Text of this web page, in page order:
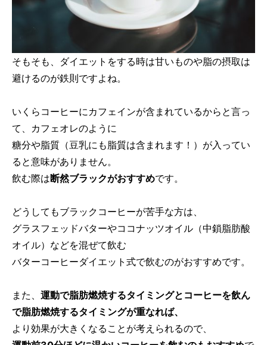
そもそも、ダイエットをする時は甘いものや脂の摂取は
避けるのが鉄則ですよね。
いくらコーヒーにカフェインが含まれているからと言っ
て、カフェオレのように
糖分や脂質（豆乳にも脂質は含まれます！）が入ってい
ると意味がありません。
飲む際は断然ブラックがおすすめです。
どうしてもブラックコーヒーが苦手な方は、
グラスフェッドバターやココナッツオイル（中鎖脂肪酸
オイル）などを混ぜて飲む
バターコーヒーダイエット式で飲むのがおすすめです。
また、 運動で脂肪燃焼するタイミングとコーヒーを飲ん
で脂肪燃焼するタイミングが重なれば、
より効果が大きくなることが考えられるので、